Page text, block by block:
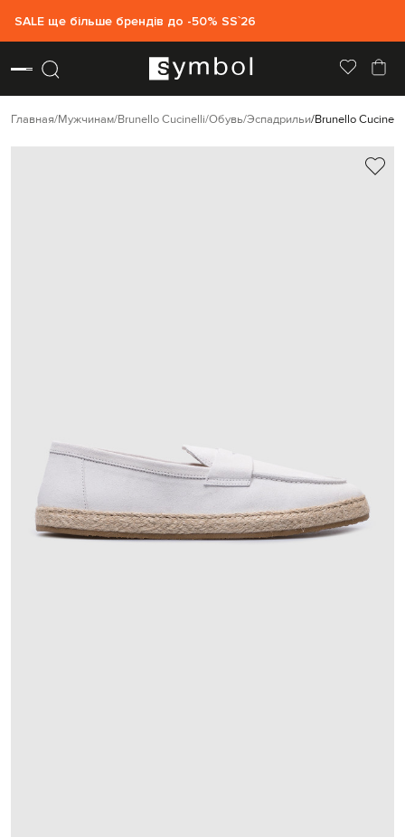
SALE ще більше брендів до -50% SS`26
Главная Мужчинам Brunello Cucinelli Обувь Эспадрильи Brunello